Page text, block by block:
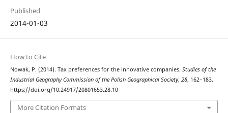
Published
2014-01-03
How to Cite
Nowak, P. (2014). Tax preferences for the innovative companies. Studies of the
Industrial Geography Commission of the Polish Geographical Society, 28, 162–183.
https://doi.org/10.24917/20801653.28.10
More Citation Formats